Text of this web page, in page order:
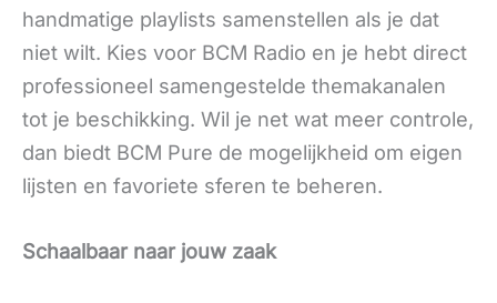
handmatige playlists samenstellen als je dat
niet wilt. Kies voor BCM Radio en je hebt direct
professioneel samengestelde themakanalen
tot je beschikking. Wil je net wat meer controle,
dan biedt BCM Pure de mogelijkheid om eigen
lijsten en favoriete sferen te beheren.
Schaalbaar naar jouw zaak